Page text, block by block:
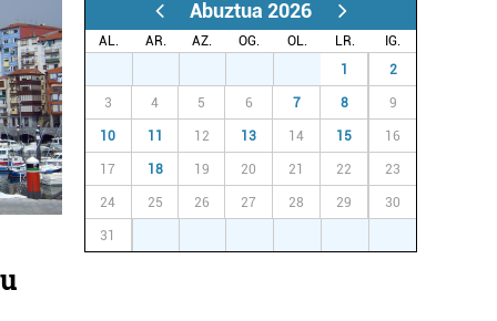
Abuztua 2026
AL. AR. AZ. OG. OL. LR.
IG.
1 2
3 4 5 6 7 8 9
10 11 12 13 14 15 16
17 18 19 20 21 22 23
24 25 26 27 28 29 30
31